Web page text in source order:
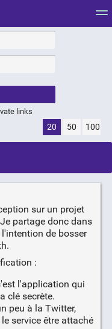
results.
links
20 50 100
sur un projet
partage donc dans
de bosser
:
l'application qui
clé secrète.
peu à la Twitter,
service être attaché